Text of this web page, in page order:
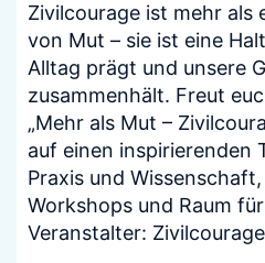
Zivilcourage ist mehr als
von Mut – sie ist eine
Alltag prägt und unsere
zusammenhält. Freut
„Mehr als Mut –
auf einen inspirierenden
Praxis und
Workshops und Raum
Veranstalter: